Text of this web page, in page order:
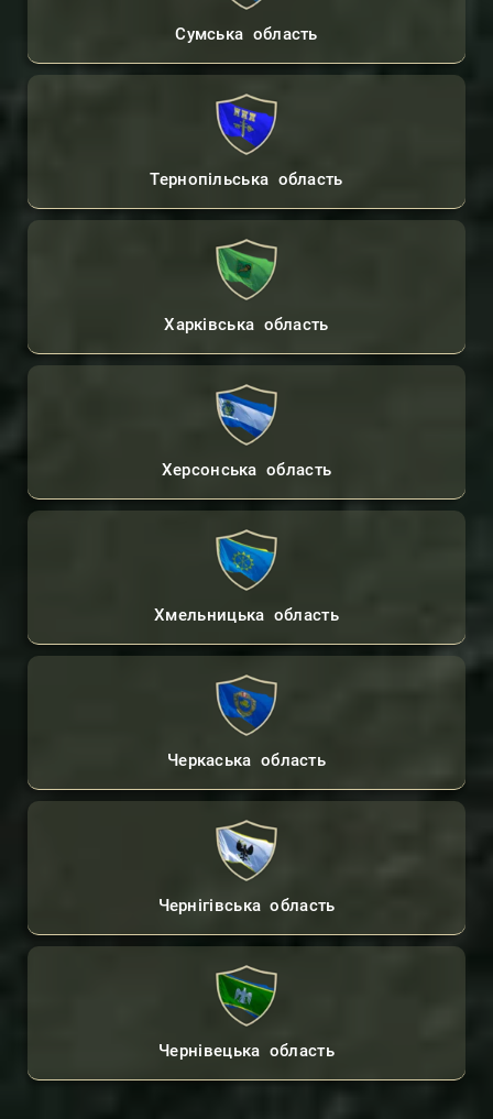
Сумська область
Тернопільська область
Харківська область
Херсонська область
Хмельницька область
Черкаська область
Чернігівська область
Чернівецька область